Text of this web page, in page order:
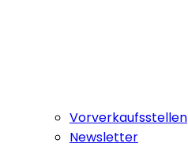
Vorverkaufsstellen
Newsletter